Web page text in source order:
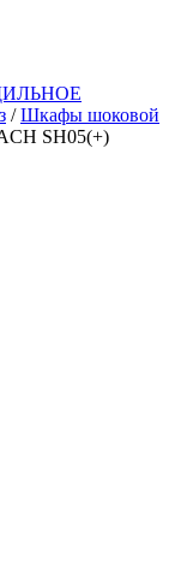
/Шкафы шоковой
SH05(+)